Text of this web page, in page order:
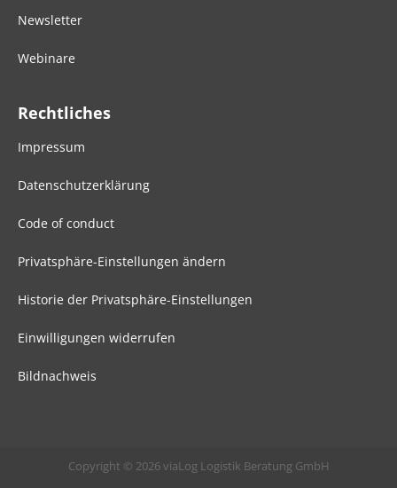
Newsletter
Webinare
Rechtliches
Impressum
Datenschutzerklärung
Code of conduct
Privatsphäre-Einstellungen ändern
Historie der Privatsphäre-Einstellungen
Einwilligungen widerrufen
Bildnachweis
Copyright © 2026 viaLog Logistik Beratung GmbH